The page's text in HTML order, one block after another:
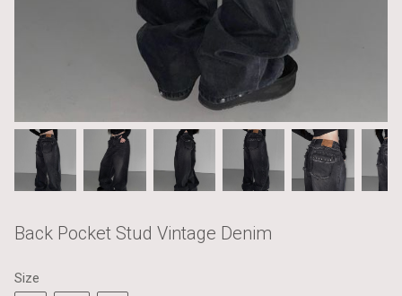
Back Pocket Stud Vintage Denim
Size